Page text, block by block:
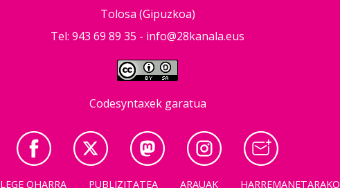
Tolosa (Gipuzkoa)
Tel: 943 69 89 35 - info@28kanala.eus
Codesyntaxek garatua
LEGE OHARRA PUBLIZITATEA ARAUAK HARREMANETARAKO